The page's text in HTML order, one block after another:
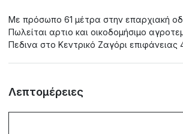
Με πρόσωπο 61 μέτρα στην επαρχιακή
Πωλείται αρτιο και οικοδομήσιμο
Πεδινα στο Κεντρικό Ζαγόρι επιφάνειας
Λεπτομέρειες